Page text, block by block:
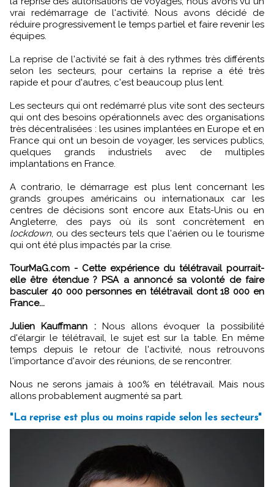
vrai redémarrage de l'activité. Nous avons décidé de
réduire progressivement le temps partiel et faire revenir les
équipes.
La reprise de l'activité se fait à des rythmes très différents
selon les secteurs, pour certains la reprise a été très
rapide et pour d'autres, c'est beaucoup plus lent.
Les secteurs qui ont redémarré plus vite sont des secteurs
qui ont des besoins opérationnels avec des organisations
très décentralisées : les usines implantées en Europe et en
France qui ont un besoin de voyager, les services publics,
quelques grands industriels avec de multiples
implantations en France.
A contrario, le démarrage est plus lent concernant les
grands groupes américains ou internationaux car les
centres de décisions sont encore aux Etats-Unis ou en
Angleterre, des pays où ils sont concrètement en
lockdown, ou des secteurs tels que l'aérien ou le tourisme
qui ont été plus impactés par la crise.
TourMaG.com - Cette expérience du télétravail pourrait-
elle être étendue ? PSA a annoncé sa volonté de faire
basculer 40 000 personnes en télétravail dont 18 000 en
France...
Julien Kauffmann :Nous allons évoquer la possibilité
d'élargir le télétravail, le sujet est sur la table. En même
temps depuis le retour de l'activité, nous retrouvons
l'importance d'avoir des réunions, de se rencontrer.
Nous ne serons jamais à 100% en télétravail. Mais nous
allons probablement augmenté sa part.
"La reprise est plus ou moins rapide selon les secteurs"